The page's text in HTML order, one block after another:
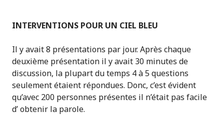
INTERVENTIONS POUR UN CIEL BLEU
Il y avait 8 présentations par jour. Après chaque
deuxième présentation il y avait 30 minutes de
discussion, la plupart du temps 4 à 5 questions
seulement étaient répondues. Donc, c’est évident
qu’avec 200 personnes présentes il n’était pas facile
d’ obtenir la parole.